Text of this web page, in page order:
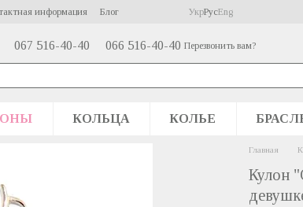
информация Блог УкрРусEng
067 516-40-40 066 516-40-40 Перезвонить вам?
КОЛЬЦА КОЛЬЕ
Главная
Кулон